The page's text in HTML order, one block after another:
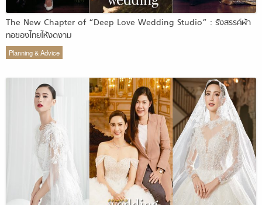
The New Chapter of “Deep Love Wedding Studio” : รังสรรค์ผ้า
ทอของไทยให้งดงาม
Planning & Advice